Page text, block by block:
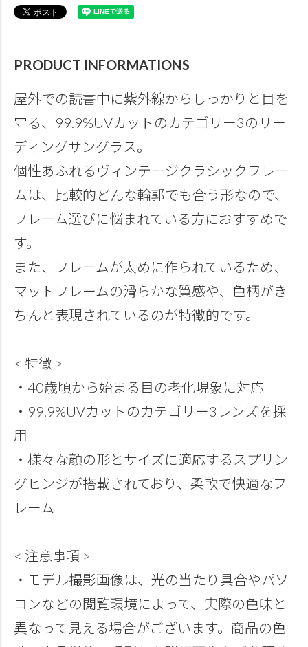
PRODUCT INFORMATIONS
屋外での読書中に紫外線からしっかりと目を
守る、99.9%UVカットのカテゴリー3のリー
ディングサングラス。
個性あふれるヴィンテージクラシックフレー
ムは、比較的どんな輪郭でも合う形なので、
フレーム選びに悩まれている方におすすめで
す。
また、フレームが太めに作られているため、
マットフレームの滑らかな質感や、色柄がき
ちんと表現されているのが特徴的です。
< 特徴 >
・40歳頃から始まる目の老化現象に対応
・99.9%UVカットのカテゴリー3レンズを採
用
・様々な顔の形とサイズに適応するスプリン
グヒンジが搭載されており、柔軟で快適なフ
レーム
< 注意事項 >
・モデル撮影画像は、光の当たり具合やパソ
コンなどの閲覧環境によって、実際の色味と
異なって見える場合がございます。商品の色